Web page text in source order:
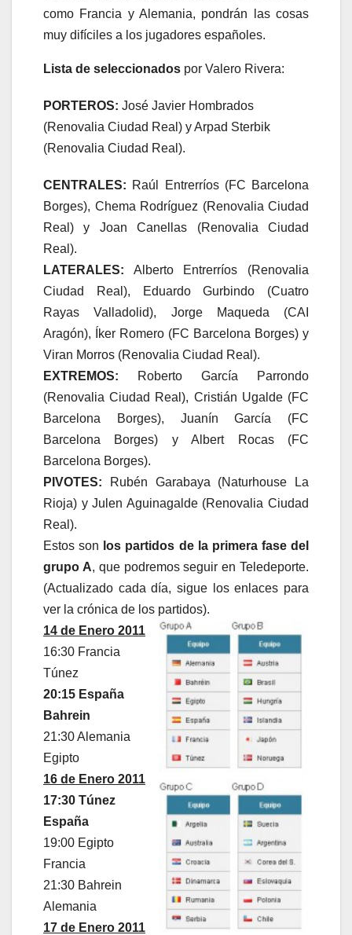
como Francia y Alemania, pondrán las cosas
muy difíciles a los jugadores españoles.
Lista de seleccionados por Valero Rivera:
PORTEROS: José Javier Hombrados
(Renovalia Ciudad Real) y Arpad Sterbik
(Renovalia Ciudad Real).
CENTRALES: Raúl Entrerríos (FC Barcelona
Borges), Chema Rodríguez (Renovalia Ciudad
Real) y Joan Canellas (Renovalia Ciudad
Real).
LATERALES: Alberto Entrerríos (Renovalia
Ciudad Real), Eduardo Gurbindo (Cuatro
Rayas Valladolid), Jorge Maqueda (CAI
Aragón), Íker Romero (FC Barcelona Borges) y
Viran Morros (Renovalia Ciudad Real).
EXTREMOS: Roberto García Parrondo
(Renovalia Ciudad Real), Cristián Ugalde (FC
Barcelona Borges), Juanín García (FC
Barcelona Borges) y Albert Rocas (FC
Barcelona Borges).
PIVOTES: Rubén Garabaya (Naturhouse La
Rioja) y Julen Aguinagalde (Renovalia Ciudad
Real).
Estos son los partidos de la primera fase del
grupo A, que podremos seguir en Teledeporte.
(Actualizado cada día, sigue los enlaces para
ver la crónica de los partidos).
14 de Enero 2011
16:30 Francia
Túnez
20:15 España
Bahrein
21:30 Alemania
Egipto
16 de Enero 2011
17:30 Túnez
España
19:00 Egipto
Francia
21:30 Bahrein
Alemania
17 de Enero 2011